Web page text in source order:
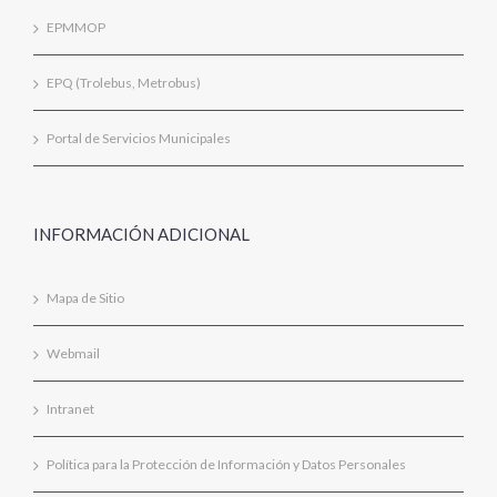
EPMMOP
EPQ (Trolebus, Metrobus)
Portal de Servicios Municipales
INFORMACIÓN ADICIONAL
Mapa de Sitio
Webmail
Intranet
Política para la Protección de Información y Datos Personales